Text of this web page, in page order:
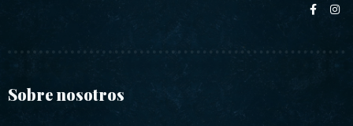
Sobre nosotros